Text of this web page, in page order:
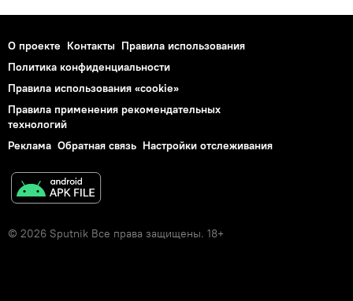
О проекте Контакты Правила использования
Политика конфиденциальности
Правила использования «cookie»
Правила применения рекомендательных
технологий
Реклама Обратная связь Настройки отслеживания
© 2026 Sputnik Все права защищены. 18+